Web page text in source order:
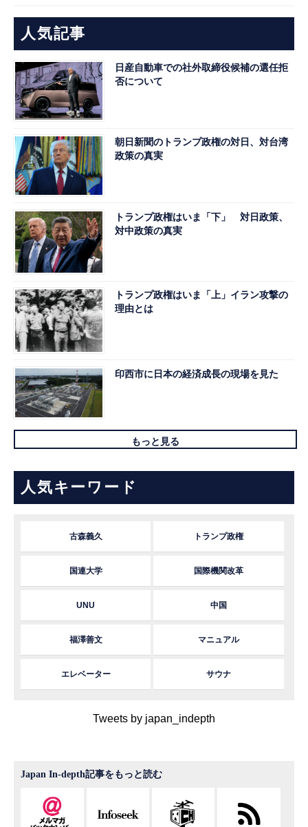
人気記事
日産自動車での社外取締役候補の選任拒
否について
朝日新聞のトランプ政権の対日、対台湾
政策の真実
トランプ政権はいま「下」 対日政策、
対中政策の真実
トランプ政権はいま「上」イラン攻撃の
理由とは
印西市に日本の経済成長の現場を見た
もっと見る
人気キーワード
古森義久 トランプ政権
国連大学 国際機関改革
UNU 中国
福澤善文 マニュアル
エレベーター サウナ
Tweets by japan_indepth
Japan In-depth記事をもっと読む